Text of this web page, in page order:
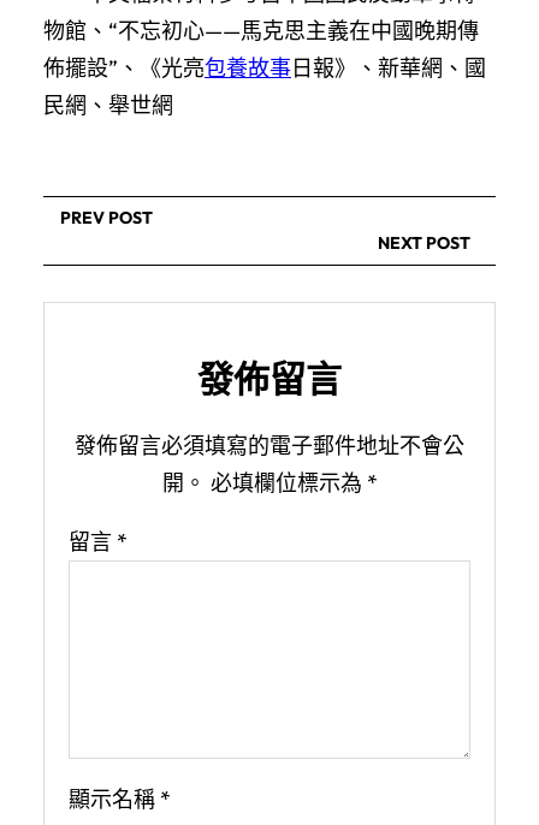
物館、“不忘初心——馬克思主義在中國晚期傳
佈擺設”、《光亮包養故事日報》、新華網、國
民網、舉世網
PREV POST
NEXT POST
發佈留言
發佈留言必須填寫的電子郵件地址不會公
開。 必填欄位標示為 *
留言 *
顯示名稱 *